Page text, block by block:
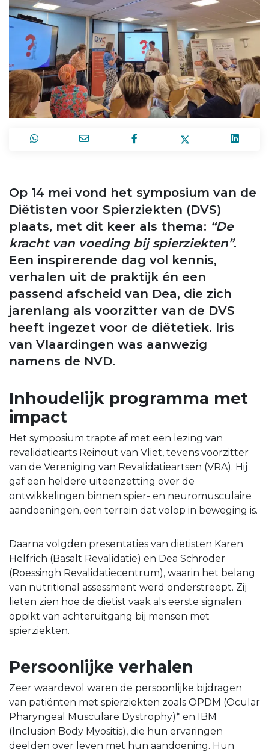
Op 14 mei vond het symposium van de
Diëtisten voor Spierziekten (DVS)
plaats, met dit keer als thema: “De
kracht van voeding bij spierziekten”.
Een inspirerende dag vol kennis,
verhalen uit de praktijk én een
passend afscheid van Dea, die zich
jarenlang als voorzitter van de DVS
heeft ingezet voor de diëtetiek. Iris
van Vlaardingen was aanwezig
namens de NVD.
Inhoudelijk programma met
impact
Het symposium trapte af met een lezing van
revalidatiearts Reinout van Vliet, tevens voorzitter
van de Vereniging van Revalidatieartsen (VRA). Hij
gaf een heldere uiteenzetting over de
ontwikkelingen binnen spier- en neuromusculaire
aandoeningen, een terrein dat volop in beweging is.
Daarna volgden presentaties van diëtisten Karen
Helfrich (Basalt Revalidatie) en Dea Schroder
(Roessingh Revalidatiecentrum), waarin het belang
van nutritional assessment werd onderstreept. Zij
lieten zien hoe de diëtist vaak als eerste signalen
oppikt van achteruitgang bij mensen met
spierziekten.
Persoonlijke verhalen
Zeer waardevol waren de persoonlijke bijdragen
van patiënten met spierziekten zoals OPDM (Ocular
Pharyngeal Musculare Dystrophy)* en IBM
(Inclusion Body Myositis), die hun ervaringen
deelden over leven met hun aandoening. Hun